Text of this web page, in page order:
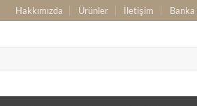
Hakkımızda Ürünler İletişim Banka